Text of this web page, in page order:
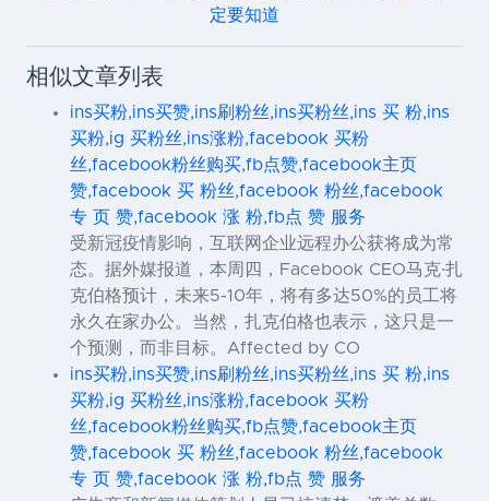
定要知道
相似文章列表
ins买粉,ins买赞,ins刷粉丝,ins买粉丝,ins 买 粉,ins
买粉,ig 买粉丝,ins涨粉,facebook 买粉
丝,facebook粉丝购买,fb点赞,facebook主页
赞,facebook 买 粉丝,facebook 粉丝,facebook
专 页 赞,facebook 涨 粉,fb点 赞 服务
受新冠疫情影响，互联网企业远程办公获将成为常
态。据外媒报道，本周四，Facebook CEO马克·扎
克伯格预计，未来5-10年，将有多达50%的员工将
永久在家办公。当然，扎克伯格也表示，这只是一
个预测，而非目标。Affected by CO
ins买粉,ins买赞,ins刷粉丝,ins买粉丝,ins 买 粉,ins
买粉,ig 买粉丝,ins涨粉,facebook 买粉
丝,facebook粉丝购买,fb点赞,facebook主页
赞,facebook 买 粉丝,facebook 粉丝,facebook
专 页 赞,facebook 涨 粉,fb点 赞 服务